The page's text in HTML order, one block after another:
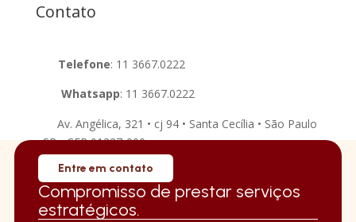
Contato
Telefone: 11 3667.0222
Whatsapp: 11 3667.0222
Av. Angélica, 321 • cj 94 • Santa Cecília • São Paulo
• SP • CEP 01227-000
Compromisso de prestar serviços
estratégicos.
Entre em contato